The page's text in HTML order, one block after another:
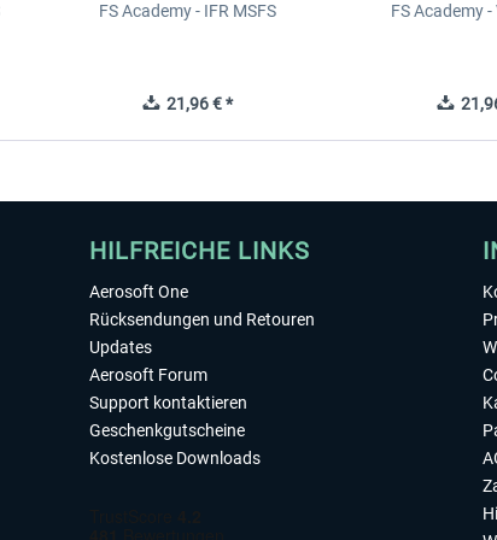
FS Academy - IFR MSFS
21,96 € *
FS Academy -
HILFREICHE LINKS
Aerosoft One
Rücksendungen und Retouren
Updates
Aerosoft Forum
Support kontaktieren
Geschenkgutscheine
Kostenlose Downloads